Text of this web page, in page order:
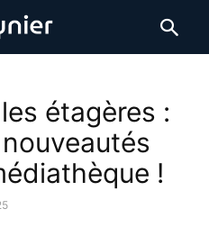
étagères :
!